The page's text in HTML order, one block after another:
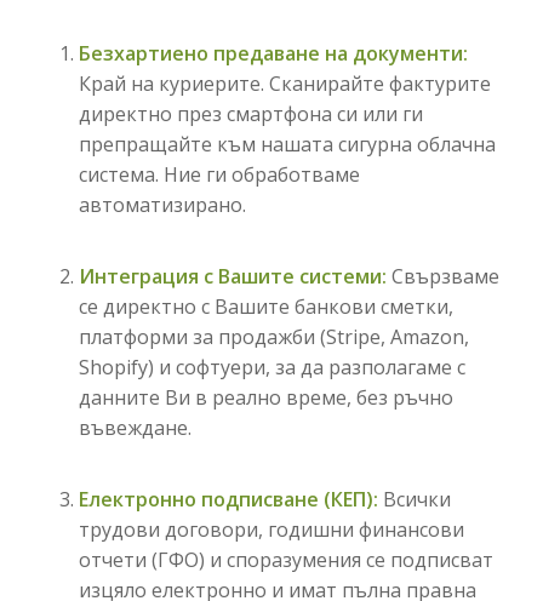
Безхартиено предаване на документи:
Край на куриерите. Сканирайте фактурите
директно през смартфона си или ги
препращайте към нашата сигурна облачна
система. Ние ги обработваме
автоматизирано.
Интеграция с Вашите системи: Свързваме
се директно с Вашите банкови сметки,
платформи за продажби (Stripe, Amazon,
Shopify) и софтуери, за да разполагаме с
данните Ви в реално време, без ръчно
въвеждане.
Електронно подписване (КЕП): Всички
трудови договори, годишни финансови
отчети (ГФО) и споразумения се подписват
изцяло електронно и имат пълна правна